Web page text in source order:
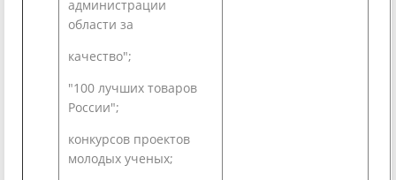
администрации
области за
качество";
"100 лучших товаров
России";
конкурсов проектов
молодых ученых;